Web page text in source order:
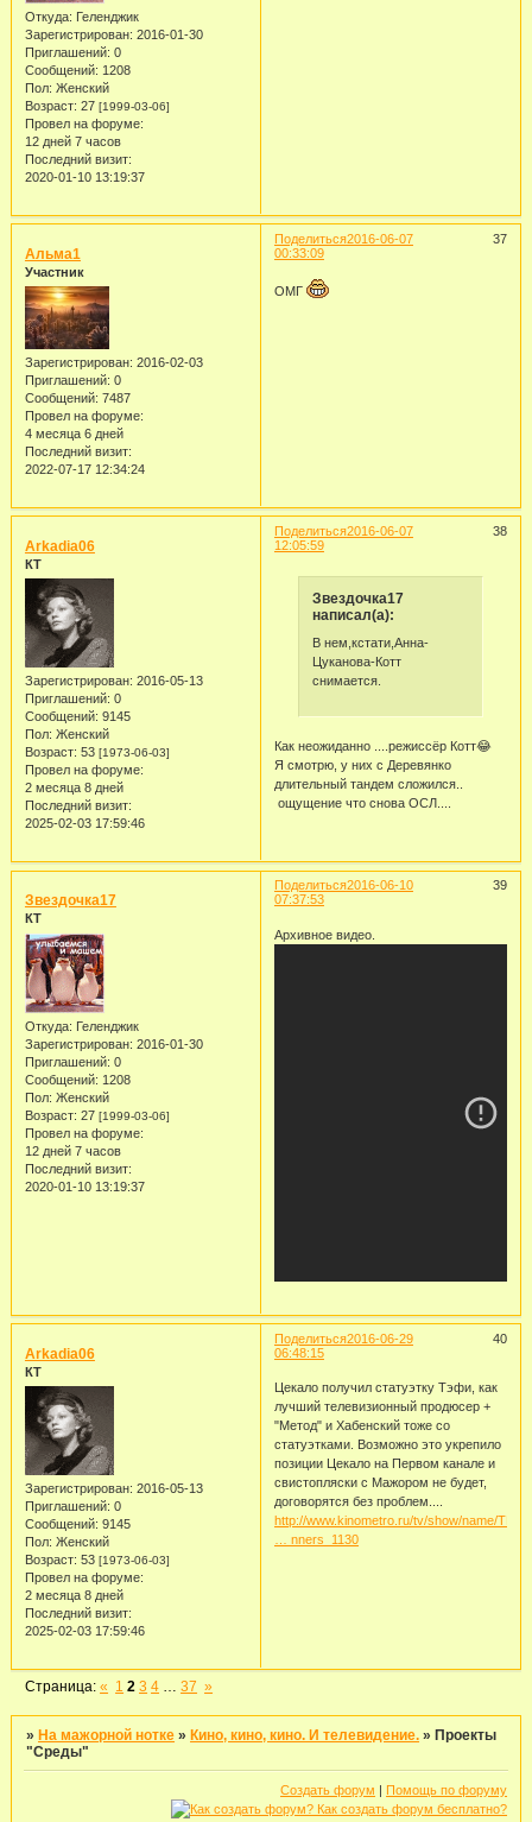
Откуда: Геленджик
Зарегистрирован: 2016-01-30
Приглашений: 0
Сообщений: 1208
Пол: Женский
Возраст: 27 [1999-03-06]
Провел на форуме:
12 дней 7 часов
Последний визит:
2020-01-10 13:19:37
Поделиться 37
2016-06-07
00:33:09
Альма1
Участник
Зарегистрирован: 2016-02-03
Приглашений: 0
Сообщений: 7487
Провел на форуме:
4 месяца 6 дней
Последний визит:
2022-07-17 12:34:24
ОМГ
Поделиться 38
2016-06-07
12:05:59
Arkadia06
КТ
Зарегистрирован: 2016-05-13
Приглашений: 0
Сообщений: 9145
Пол: Женский
Возраст: 53 [1973-06-03]
Провел на форуме:
2 месяца 8 дней
Последний визит:
2025-02-03 17:59:46
Звездочка17
написал(а):
В нем,кстати,Анна-
Цуканова-Котт
снимается.
Как неожиданно ....режиссёр Котт😂
Я смотрю, у них с Деревянко
длительный тандем сложился..
ощущение что снова ОСЛ....
Поделиться 39
2016-06-10
07:37:53
Звездочка17
КТ
Откуда: Геленджик
Зарегистрирован: 2016-01-30
Приглашений: 0
Сообщений: 1208
Пол: Женский
Возраст: 27 [1999-03-06]
Провел на форуме:
12 дней 7 часов
Последний визит:
2020-01-10 13:19:37
Архивное видео.
Поделиться 40
2016-06-29
06:48:15
Arkadia06
КТ
Зарегистрирован: 2016-05-13
Приглашений: 0
Сообщений: 9145
Пол: Женский
Возраст: 53 [1973-06-03]
Провел на форуме:
2 месяца 8 дней
Последний визит:
2025-02-03 17:59:46
Цекало получил статуэтку Тэфи, как
лучший телевизионный продюсер +
"Метод" и Хабенский тоже со
статуэтками. Возможно это укрепило
позиции Цекало на Первом канале и
свистопляски с Мажором не будет,
договорятся без проблем....
http://www.kinometro.ru/tv/show/name/TE
… nners_1130
Страница:« 1 2 3 4 37 »
» На мажорной нотке » Кино, кино, кино. И телевидение. » Проекты
"Среды"
Создать форум | Помощь по форуму